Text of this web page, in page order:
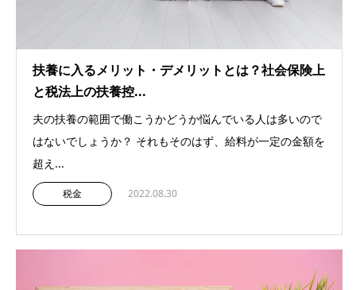
扶養に入るメリット・デメリットとは？社会保険上
と税法上の扶養控...
夫の扶養の範囲で働こうかどうか悩んでいる人は多いので
はないでしょうか？ それもそのはず、給料が一定の金額を
超え...
税金 2022.08.30